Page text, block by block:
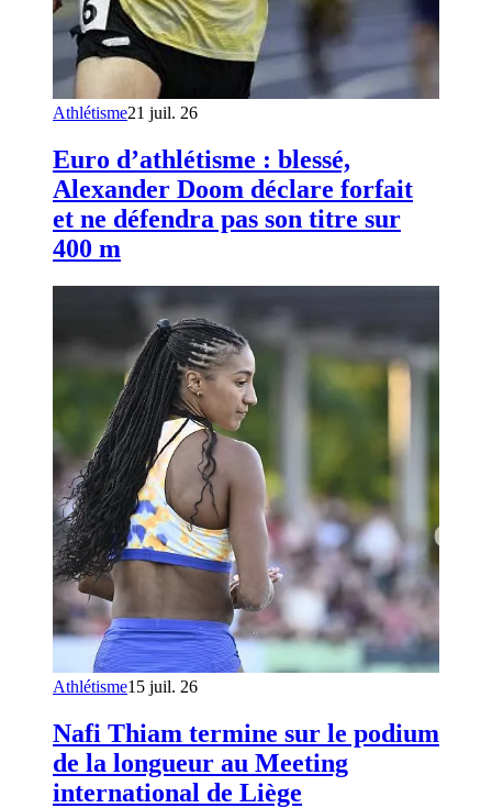
Athlétisme21 juil. 26
Euro d’athlétisme : blessé,
Alexander Doom déclare forfait
et ne défendra pas son titre sur
400 m
Athlétisme15 juil. 26
Nafi Thiam termine sur le podium
de la longueur au Meeting
international de Liège